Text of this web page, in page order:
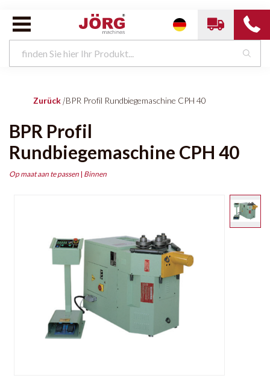
Zurück |BPR Profil Rundbiegemaschine CPH 40
BPR Profil
Rundbiegemaschine CPH 40
Op maat aan te passen | Binnen